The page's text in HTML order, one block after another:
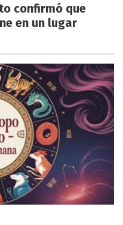
confirmó que
en un lugar